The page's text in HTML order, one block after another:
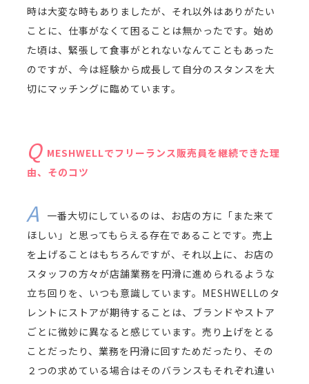
時は大変な時もありましたが、それ以外はありがたい
ことに、仕事がなくて困ることは無かったです。始め
た頃は、緊張して食事がとれないなんてこともあった
のですが、今は経験から成長して自分のスタンスを大
切にマッチングに臨めています。
MESHWELLでフリーランス販売員を継続できた理
由、そのコツ
一番大切にしているのは、お店の方に「また来て
ほしい」と思ってもらえる存在であることです。売上
を上げることはもちろんですが、それ以上に、お店の
スタッフの方々が店舗業務を円滑に進められるような
立ち回りを、いつも意識しています。MESHWELLのタ
レントにストアが期待することは、ブランドやストア
ごとに微妙に異なると感じています。売り上げをとる
ことだったり、業務を円滑に回すためだったり、その
２つの求めている場合はそのバランスもそれぞれ違い